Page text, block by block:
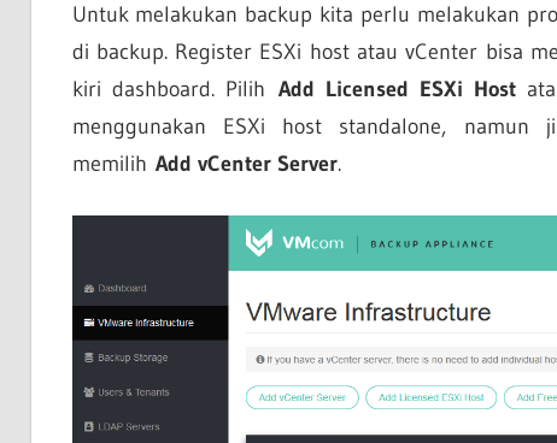
Untuk melakukan backup kita perlu melakukan
di backup. Register ESXi host atau vCenter bisa
kiri dashboard. Pilih Add Licensed ESXi Host
menggunakan ESXi host standalone, namun
memilih Add vCenter Server.